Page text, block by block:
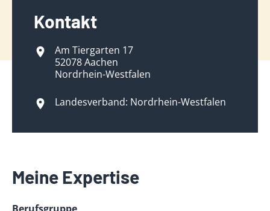
Kontakt
Am Tiergarten 17
52078 Aachen
Nordrhein-Westfalen
Landesverband: Nordrhein-Westfalen
Meine Expertise